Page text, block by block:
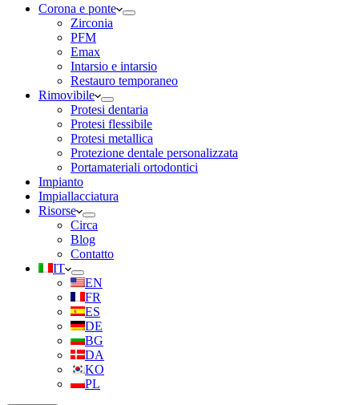
Corona e ponte
Zirconia
PFM
Emax
Intarsio e intarsio
Restauro temporaneo
Rimovibile
Protesi dentaria
Protesi flessibile
Protesi metallica
Protezione dentale personalizzata
Portamateriali ortodontici
Impianto
Impiallacciatura
Risorse
Circa
Blog
Contatto
IT
EN
FR
ES
DE
BG
DA
KO
PL